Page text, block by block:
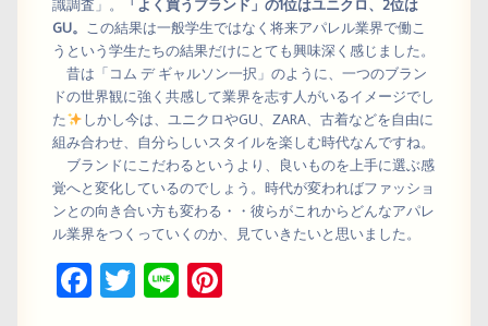
識調査」。
「よく買うブランド」の1位はユニクロ、2位は
GU。
この結果は一般学生ではなく将来アパレル業界で働こ
うという学生たちの結果だけにとても興味深く感じました。
昔は「コム デ ギャルソン一択」のように、一つのブラン
ドの世界観に強く共感して業界を志す人がいるイメージでし
た
しかし今は、ユニクロやGU、ZARA、古着などを自由に
組み合わせ、自分らしいスタイルを楽しむ時代なんですね。
ブランドにこだわるというより、良いものを上手に選ぶ感
覚へと変化しているのでしょう。時代が変わればファッショ
ンとの向き合い方も変わる・・彼らがこれからどんなアパレ
ル業界をつくっていくのか、見ていきたいと思いました。
Fa T Li